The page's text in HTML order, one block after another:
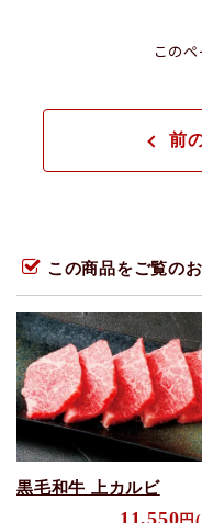
この
前
この商品をご覧の
黒毛和牛 上カルビ
11,550